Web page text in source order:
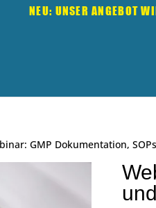
NEU: UNSER ANGEBOT
GMP Dokumentation,